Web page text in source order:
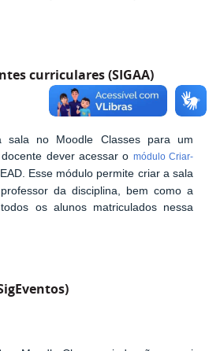
curriculares (SIGAA)
sala no Moodle Classes para um
dever acessar o módulo Criar-
Esse módulo permite criar a sala
da disciplina, bem como a
os alunos matriculados nessa